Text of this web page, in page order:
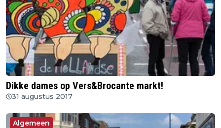
Dikke dames op Vers&Brocante markt!
31 augustus 2017
Algemeen